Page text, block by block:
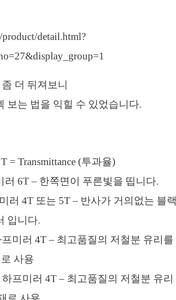
detail.html?
더 뒤져보니
보는 법을 익힐 수 있었습니다.
= Transmittance (투과율)
6T – 한쪽면이 푸른빛을 띱니다.
러 4T 또는 5T – 반사가 거의없는 블랙
입니다.
미러 4T – 최고품질의 저철분 유리를
사용
프미러 4T – 최고품질의 저철분 유리